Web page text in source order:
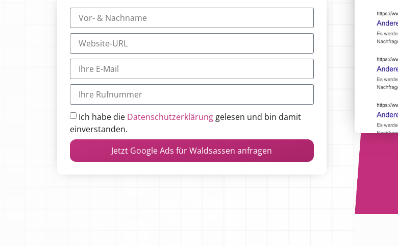
Ich habe die Datenschutzerklärung gelesen und bin damit
einverstanden.
Jetzt Google Ads für Waldsassen anfragen